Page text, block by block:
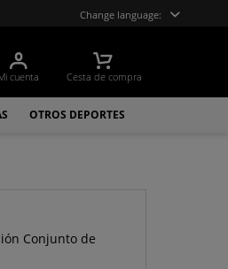
Change language:
cuenta Cesta de compra
OTROS DEPORTES
Conjunto de